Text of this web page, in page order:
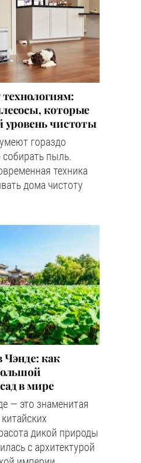
которые
уровень чистоты
гораздо
пыль.
техника
дома чистоту
Чэнде: как
в мире
— это знаменитая
дикой природы
с архитектурой